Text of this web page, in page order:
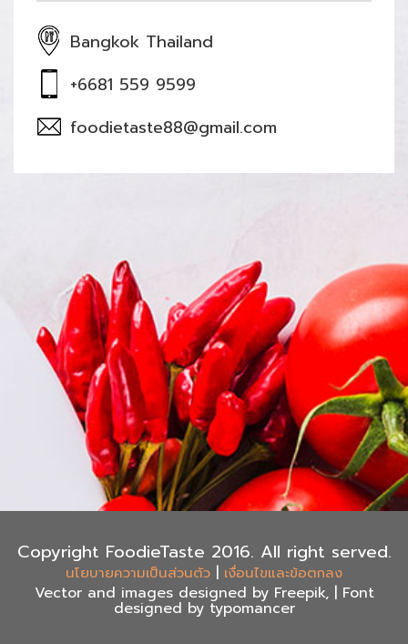
Bangkok Thailand
+6681 559 9599
foodietaste88@gmail.com
Copyright FoodieTaste 2016. All right served.
นโยบายความเป็นส่วนตัว | เงื่อนไขและข้อตกลง
Vector and images designed by Freepik, | Font
designed by typomancer